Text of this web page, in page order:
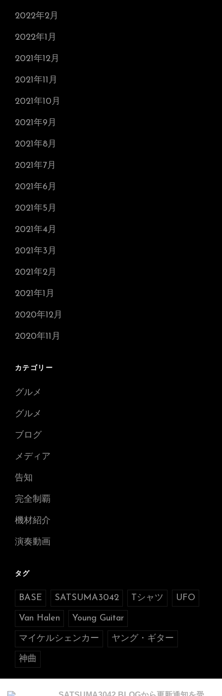
2022年2月
2022年1月
2021年12月
2021年11月
2021年10月
2021年9月
2021年8月
2021年7月
2021年6月
2021年5月
2021年4月
2021年3月
2021年2月
2021年1月
2020年12月
2020年11月
カテゴリー
グルメ
グルメ
ブログ
メディア
告知
完全制覇
機材紹介
演奏動画
タグ
BASE SATSUMA3042 Tシャツ UFO
Van Halen Young Guitar
マイケルシェンカー ヤング・ギター
神曲